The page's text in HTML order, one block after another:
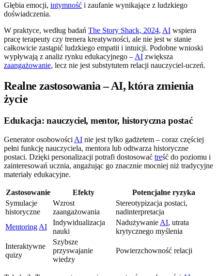
Głębia emocji, intymność i zaufanie wynikające z ludzkiego
doświadczenia.
W praktyce, według badań The Story Shack, 2024, AI wspiera
pracę terapeuty czy trenera kreatywności, ale nie jest w stanie
całkowicie zastąpić ludzkiego empatii i intuicji. Podobne wnioski
wypływają z analiz rynku edukacyjnego –AI zwiększa
zaangażowanie, lecz nie jest substytutem relacji nauczyciel-uczeń.
Realne zastosowania – AI, która zmienia
życie
Edukacja: nauczyciel, mentor, historyczna postać
Generator osobowości AI nie jest tylko gadżetem – coraz częściej
pełni funkcję nauczyciela, mentora lub odtwarza historyczne
postaci. Dzięki personalizacji potrafi dostosować treść do poziomu i
zainteresowań ucznia, angażując go znacznie mocniej niż tradycyjne
materiały edukacyjne.
Zastosowanie Efekty
Potencjalne ryzyka
Symulacje
historyczne
Wzrost
zaangażowania
Stereotypizacja postaci,
nadinterpretacja
Mentoring AI
Indywidualizacja
nauki
Nadużywanie AI, utrata
krytycznego myślenia
Interaktywne
quizy
Szybsze
przyswajanie
wiedzy
Powierzchowność relacji